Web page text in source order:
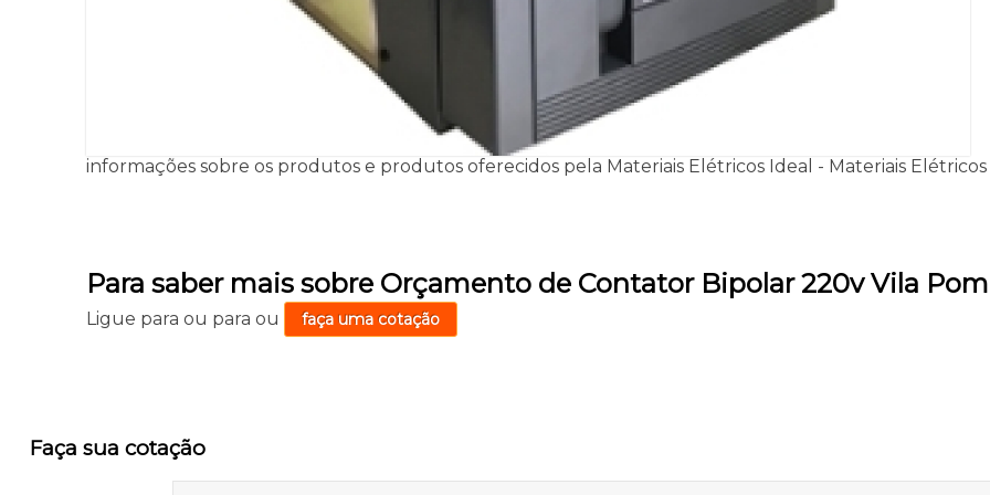
informações sobre os produtos e produtos oferecidos pela Materiais Elétricos Ideal - Materiais Elétricos
Para saber mais sobre Orçamento de Contator Bipolar 220v Vila
Ligue paraou paraou faça uma cotação
Faça sua cotação